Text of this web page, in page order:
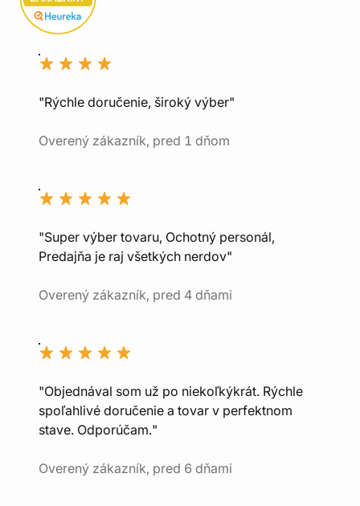
"Rýchle doručenie, široký výber"
Overený zákazník, pred 1 dňom
"Super výber tovaru, Ochotný personál,
Predajňa je raj všetkých nerdov"
Overený zákazník, pred 4 dňami
"Objednával som už po niekoľkýkrát. Rýchle
spoľahlivé doručenie a tovar v perfektnom
stave. Odporúčam."
Overený zákazník, pred 6 dňami